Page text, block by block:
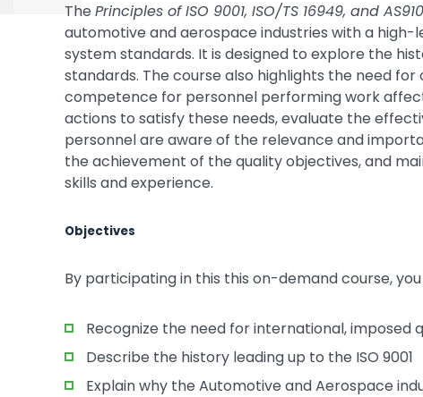
The Principles of ISO 9001, ISO/TS 16949, and
automotive and aerospace industries with a
system standards. It is designed to explore the
standards. The course also highlights the need
competence for personnel performing work
actions to satisfy these needs, evaluate the
personnel are aware of the relevance and
the achievement of the quality objectives, and
skills and experience.
Objectives
By participating in this this on-demand course,
Recognize the need for international,
Describe the history leading up to the ISO 9001
Explain why the Automotive and Aerospace